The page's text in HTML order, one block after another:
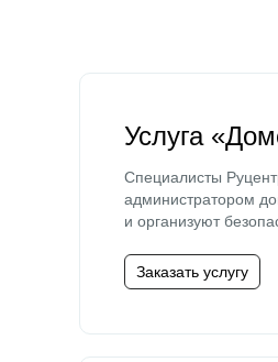
Услуга
Специалисты
администратором
и организуют
Заказать услугу